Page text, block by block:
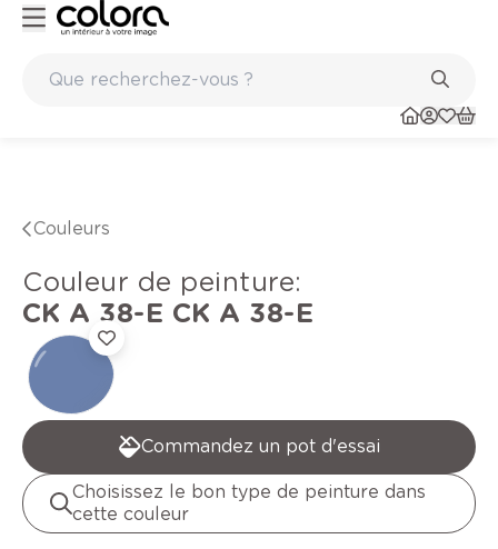
Couleurs
Couleur de peinture:
CK A 38-E CK A 38-E
Commandez un pot d'essai
Choisissez le bon type de peinture dans
cette couleur